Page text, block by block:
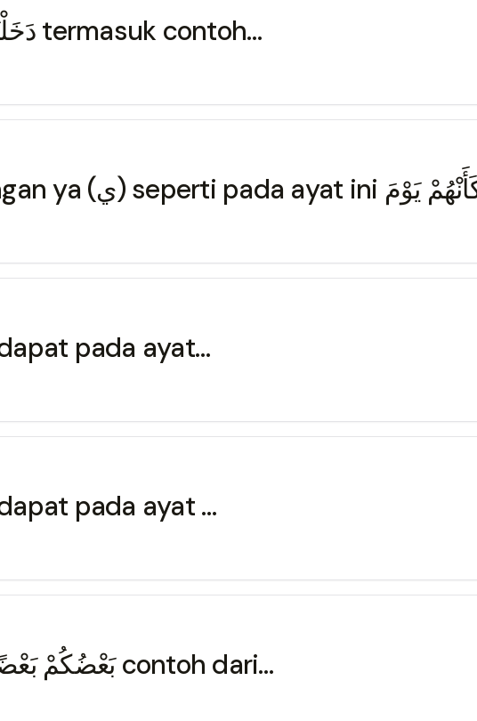
Penggalan ayat ini دَخَلْتُمْ بِهِنَّ termasuk contoh…
pada ayat…
pada ayat …
Penggalan ayat berikut بَعْضُكُمْ بَعْضًا contoh dari…